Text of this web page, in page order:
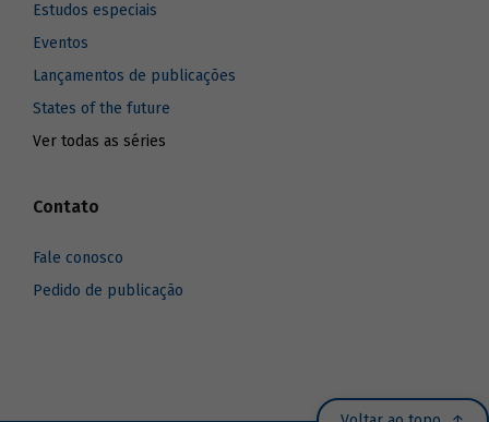
Estudos especiais
Eventos
Lançamentos de publicações
States of the future
Ver todas as séries
Contato
Fale conosco
Pedido de publicação